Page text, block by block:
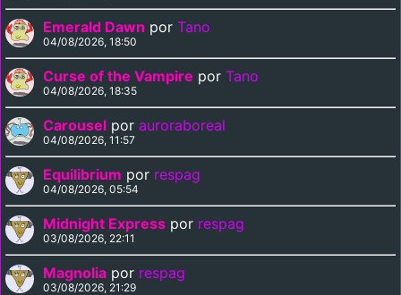
Emerald Dawn por Tano
04/08/2026, 18:50
Curse of the Vampire por Tano
04/08/2026, 18:35
Carousel por auroraboreal
04/08/2026, 11:57
Equilibrium por respag
04/08/2026, 05:54
Midnight Express por respag
03/08/2026, 22:11
Magnolia por respag
03/08/2026, 21:29